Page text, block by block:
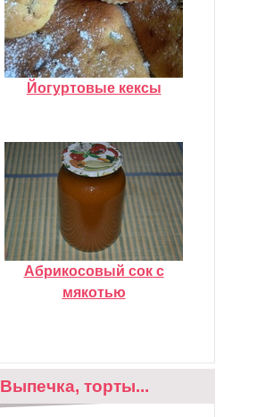
Йогуртовые кексы
Абрикосовый сок с
мякотью
Выпечка, торты...